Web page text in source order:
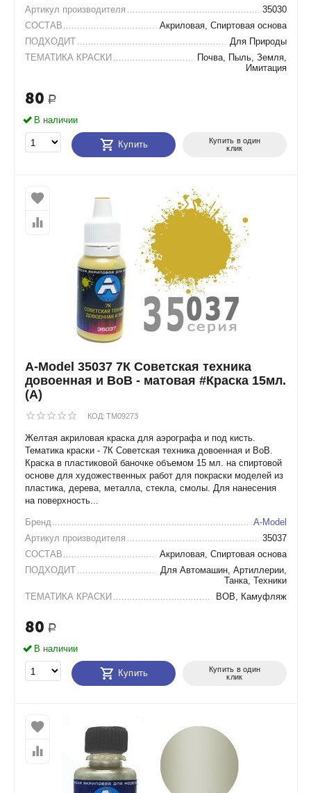
Артикул производителя
35030
СОСТАВ
Акриловая, Спиртовая основа
ПОДХОДИТ
Для Природы
ТЕМАТИКА КРАСКИ
Почва, Пыль, Земля,
Имитация
80 Р
В наличии
Купить
Купить в один
клик
A-Model 35037 7К Советская техника
довоенная и ВоВ - матовая #Краска 15мл.
(А)
КОД: TM09273
Желтая акриловая краска для аэрографа и под кисть.
Тематика краски - 7К Советская техника довоенная и ВоВ.
Краска в пластиковой баночке объемом 15 мл. на спиртовой
основе для художественных работ для покраски моделей из
пластика, дерева, металла, стекла, смолы. Для нанесения
на поверхность...
Бренд
A-Model
Артикул производителя
35037
СОСТАВ
Акриловая, Спиртовая основа
ПОДХОДИТ
Для Автомашин, Артиллерии,
Танка, Техники
ТЕМАТИКА КРАСКИ
ВОВ, Камуфляж
80 Р
В наличии
Купить
Купить в один
клик